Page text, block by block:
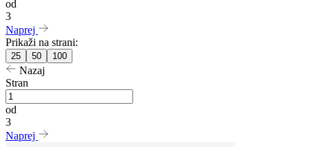
od
3
Naprej
Prikaži na strani:
25 50 100
Nazaj
Stran
od
3
Naprej